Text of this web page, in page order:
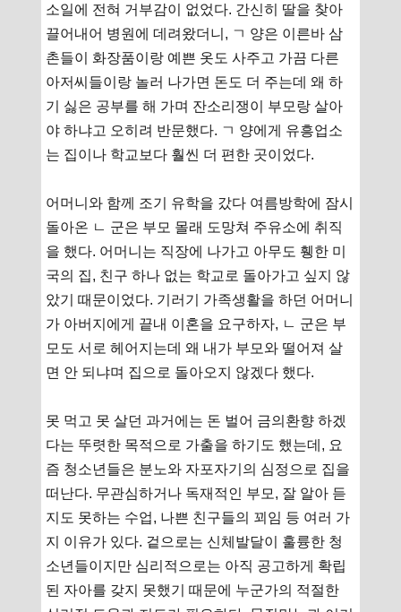
소일에 전혀 거부감이 없었다. 간신히 딸을 찾아
끌어내어 병원에 데려왔더니, ㄱ 양은 이른바 삼
촌들이 화장품이랑 예쁜 옷도 사주고 가끔 다른
아저씨들이랑 놀러 나가면 돈도 더 주는데 왜 하
기 싫은 공부를 해 가며 잔소리쟁이 부모랑 살아
야 하냐고 오히려 반문했다. ㄱ 양에게 유흥업소
는 집이나 학교보다 훨씬 더 편한 곳이었다.
어머니와 함께 조기 유학을 갔다 여름방학에 잠시
돌아온 ㄴ 군은 부모 몰래 도망쳐 주유소에 취직
을 했다. 어머니는 직장에 나가고 아무도 휑한 미
국의 집, 친구 하나 없는 학교로 돌아가고 싶지 않
았기 때문이었다. 기러기 가족생활을 하던 어머니
가 아버지에게 끝내 이혼을 요구하자, ㄴ 군은 부
모도 서로 헤어지는데 왜 내가 부모와 떨어져 살
면 안 되냐며 집으로 돌아오지 않겠다 했다.
못 먹고 못 살던 과거에는 돈 벌어 금의환향 하겠
다는 뚜렷한 목적으로 가출을 하기도 했는데, 요
즘 청소년들은 분노와 자포자기의 심정으로 집을
떠난다. 무관심하거나 독재적인 부모, 잘 알아 듣
지도 못하는 수업, 나쁜 친구들의 꾀임 등 여러 가
지 이유가 있다. 겉으로는 신체발달이 훌륭한 청
소년들이지만 심리적으로는 아직 공고하게 확립
된 자아를 갖지 못했기 때문에 누군가의 적절한